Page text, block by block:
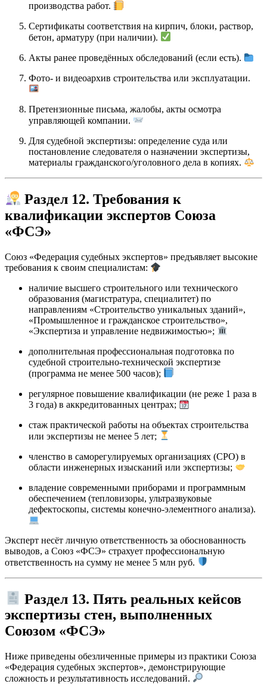
производства работ.
Сертификаты соответствия на кирпич, блоки, раствор,
бетон, арматуру (при наличии).
Акты ранее проведённых обследований (если есть).
Фото- и видеоархив строительства или эксплуатации.
Претензионные письма, жалобы, акты осмотра
управляющей компании.
Для судебной экспертизы: определение суда или
постановление следователя о назначении экспертизы,
материалы гражданского/уголовного дела в копиях.
Раздел 12. Требования к
квалификации экспертов Союза
«ФСЭ»
Союз «Федерация судебных экспертов» предъявляет высокие
требования к своим специалистам:
наличие высшего строительного или технического
образования (магистратура, специалитет) по
направлениям «Строительство уникальных зданий»,
«Промышленное и гражданское строительство»,
«Экспертиза и управление недвижимостью»;
дополнительная профессиональная подготовка по
судебной строительно-технической экспертизе
(программа не менее 500 часов);
регулярное повышение квалификации (не реже 1 раза в
3 года) в аккредитованных центрах;
стаж практической работы на объектах строительства
или экспертизы не менее 5 лет;
членство в саморегулируемых организациях (СРО) в
области инженерных изысканий или экспертизы;
владение современными приборами и программным
обеспечением (тепловизоры, ультразвуковые
дефектоскопы, системы конечно-элементного анализа).
Эксперт несёт личную ответственность за обоснованность
выводов, а Союз «ФСЭ» страхует профессиональную
ответственность на сумму не менее 5 млн руб.
Раздел 13. Пять реальных кейсов
экспертизы стен, выполненных
Союзом «ФСЭ»
Ниже приведены обезличенные примеры из практики Союза
«Федерация судебных экспертов», демонстрирующие
сложность и результативность исследований.